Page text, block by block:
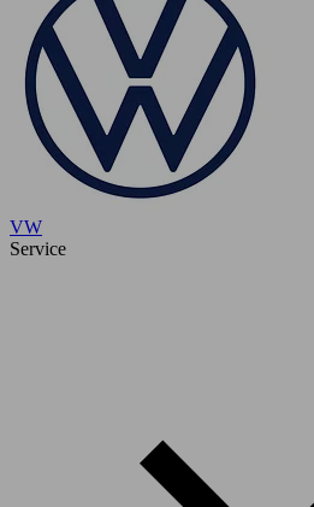
VW
Service